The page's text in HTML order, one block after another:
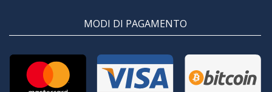
MODI DI PAGAMENTO